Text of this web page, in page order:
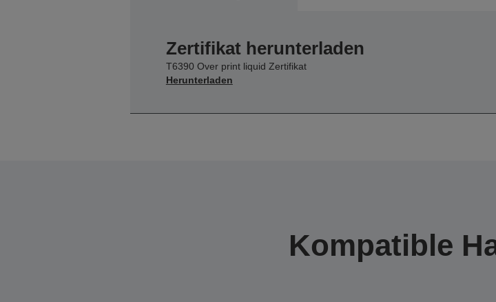
Zertifikat herunterladen
T6390 Over print liquid Zertifikat
Herunterladen
Kompatible